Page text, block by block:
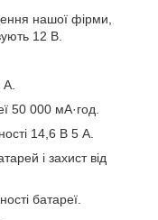
нашої фірми,
12 В.
50 000 мА·год.
14,6 В 5 A.
і захист від
батареї.